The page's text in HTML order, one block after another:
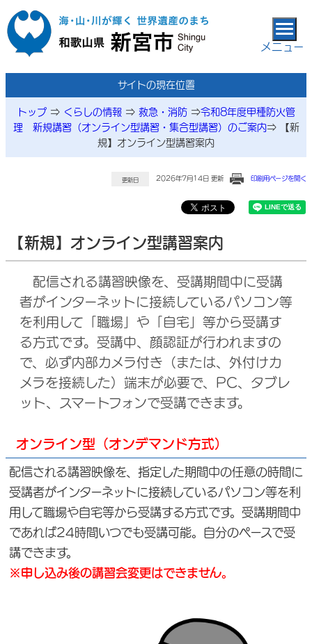
本文へ移動
メニュー
サイトの現在位置
トップ⇒ くらしの情報⇒ 救急・消防⇒令和8年度甲種防火管
理 新規講習（オンライン型講習・集合型講習）のご案内⇒
【新
規】オンライン型講習案内
更新日 2026年7月14日 更新 印刷用ページを開く
【新規】オンライン型講習案内
配信される講習映像を、受講期間中に受講
者がインターネットに接続しているパソコン等
を利用して「職場」や「自宅」等から受講す
る方式です。受講中、顔認証が行われますの
で、必ず内部カメラ付き（または、外付けカ
メラを接続した）端末が必要で、PC、タブレ
ット、スマートフォンで受講できます。
オンライン型（オンデマンド方式）
配信される講習映像を、指定した期間中の任意の時間に
受講者がインターネットに接続しているパソコン等を利
用して職場や自宅等から受講する方式です。受講期間中
であれば24時間いつでも受講可能。自分のペースで受
講できます。
※申し込み後の講習会変更はできません。